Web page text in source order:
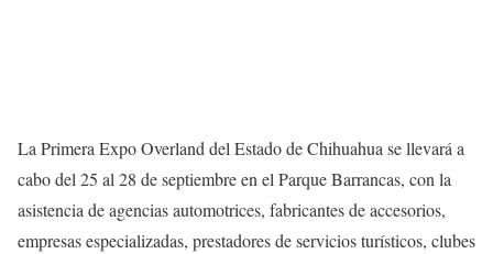
La Primera Expo Overland del Estado de Chihuahua se llevará a
cabo del 25 al 28 de septiembre en el Parque Barrancas, con la
asistencia de agencias automotrices, fabricantes de accesorios,
empresas especializadas, prestadores de servicios turísticos, clubes